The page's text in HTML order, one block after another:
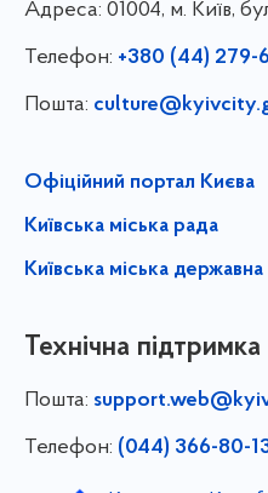
Адреса: 01004, м. Київ,
Телефон: +380 (44) 279-
Пошта:
Офіційний портал Києва
Київська міська рада
Київська міська державна
Технічна підтримка
Пошта:
Телефон: (044) 366-80-